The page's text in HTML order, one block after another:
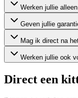
Werken jullie
Geven jullie
Mag ik direct na
Werken jullie ook
Direct een